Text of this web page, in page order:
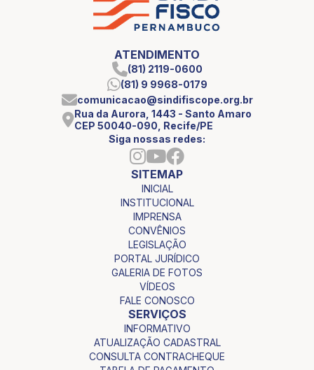
ATENDIMENTO
(81) 2119-0600
(81) 9 9968-0179
comunicacao@sindifiscope.org.br
Rua da Aurora, 1443 - Santo Amaro
CEP 50040-090, Recife/PE
Siga nossas redes:
SITEMAP
INICIAL
INSTITUCIONAL
IMPRENSA
CONVÊNIOS
LEGISLAÇÃO
PORTAL JURÍDICO
GALERIA DE FOTOS
VÍDEOS
FALE CONOSCO
SERVIÇOS
INFORMATIVO
ATUALIZAÇÃO CADASTRAL
CONSULTA CONTRACHEQUE